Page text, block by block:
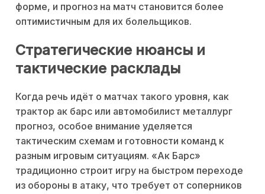
форме, и прогноз на матч становится более
оптимистичным для их болельщиков.
Стратегические нюансы и
тактические расклады
Когда речь идёт о матчах такого уровня, как
трактор ак барс или автомобилист металлург
прогноз, особое внимание уделяется
тактическим схемам и готовности команд к
разным игровым ситуациям. «Ак Барс»
традиционно строит игру на быстром переходе
из обороны в атаку, что требует от соперников